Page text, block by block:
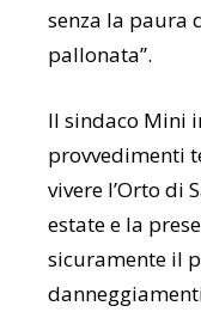
senza la paura
pallonata”.
Il sindaco Mini
provvedimenti
vivere l’Orto di
estate e la
sicuramente il